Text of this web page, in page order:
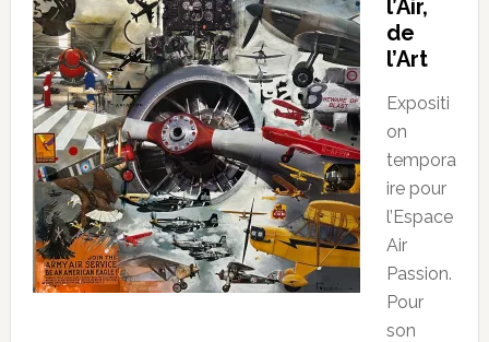
l’Air,
de
l’Art
Expositi
on
tempora
ire pour
l’Espace
Air
Passion.
Pour
son